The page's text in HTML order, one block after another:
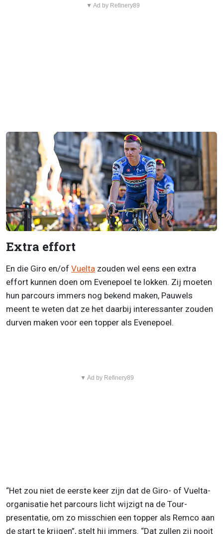
▼ Ad by Refinery89
Extra effort
En die Giro en/of Vuelta zouden wel eens een extra
effort kunnen doen om Evenepoel te lokken. Zij moeten
hun parcours immers nog bekend maken, Pauwels
meent te weten dat ze het daarbij interessanter zouden
durven maken voor een topper als Evenepoel.
▼ Ad by Refinery89
“Het zou niet de eerste keer zijn dat de Giro- of Vuelta-
organisatie het parcours licht wijzigt na de Tour-
presentatie, om zo misschien een topper als Remco aan
de start te krijgen”, stelt hij immers. “Dat zullen zij nooit